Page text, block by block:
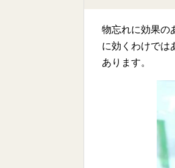
物忘れに効果の
に効くわけでは
あります。